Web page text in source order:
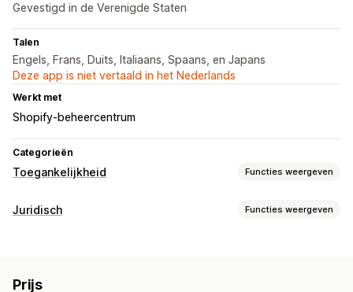
Gevestigd in de Verenigde Staten
Talen
Engels, Frans, Duits, Italiaans, Spaans, en Japans
Deze app is niet vertaald in het Nederlands
Werkt met
Shopify-beheercentrum
Categorieën
Toegankelijkheid Functies weergeven
Nalevingstypen
Verklaring
Juridisch Functies weergeven
Prijs